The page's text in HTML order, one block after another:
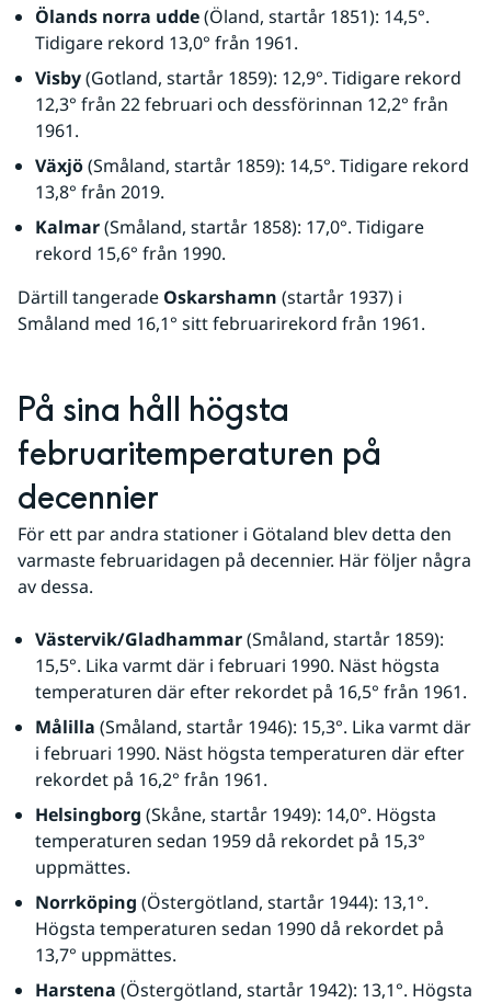
Ölands norra udde (Öland, startår 1851): 14,5°.
Tidigare rekord 13,0° från 1961.
Visby (Gotland, startår 1859): 12,9°. Tidigare rekord
12,3° från 22 februari och dessförinnan 12,2° från
1961.
Växjö (Småland, startår 1859): 14,5°. Tidigare rekord
13,8° från 2019.
Kalmar (Småland, startår 1858): 17,0°. Tidigare
rekord 15,6° från 1990.
Därtill tangerade Oskarshamn (startår 1937) i
Småland med 16,1° sitt februarirekord från 1961.
På sina håll högsta
februaritemperaturen på
decennier
För ett par andra stationer i Götaland blev detta den
varmaste februaridagen på decennier. Här följer några
av dessa.
Västervik/Gladhammar (Småland, startår 1859):
15,5°. Lika varmt där i februari 1990. Näst högsta
temperaturen där efter rekordet på 16,5° från 1961.
Målilla (Småland, startår 1946): 15,3°. Lika varmt där
i februari 1990. Näst högsta temperaturen där efter
rekordet på 16,2° från 1961.
Helsingborg (Skåne, startår 1949): 14,0°. Högsta
temperaturen sedan 1959 då rekordet på 15,3°
uppmättes.
Norrköping (Östergötland, startår 1944): 13,1°.
Högsta temperaturen sedan 1990 då rekordet på
13,7° uppmättes.
Harstena (Östergötland, startår 1942): 13,1°. Högsta